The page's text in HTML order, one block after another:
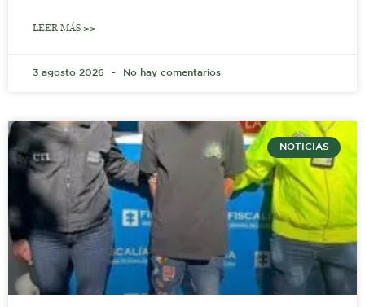
LEER MÁS >>
3 agosto 2026 No hay comentarios
NOTICIAS